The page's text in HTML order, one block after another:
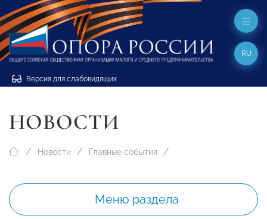
Версия для слабовидящих
RU
НОВОСТИ
Новости Главные события
Меню раздела